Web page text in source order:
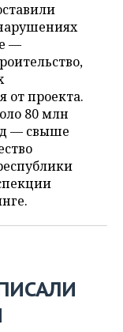
—
от проекта.
80 млн
— свыше